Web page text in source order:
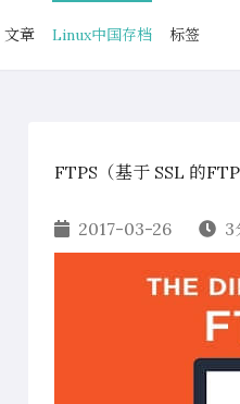
文章 Linux中国存档 标签
FTPS（基于 SSL 的
2017-03-26 3